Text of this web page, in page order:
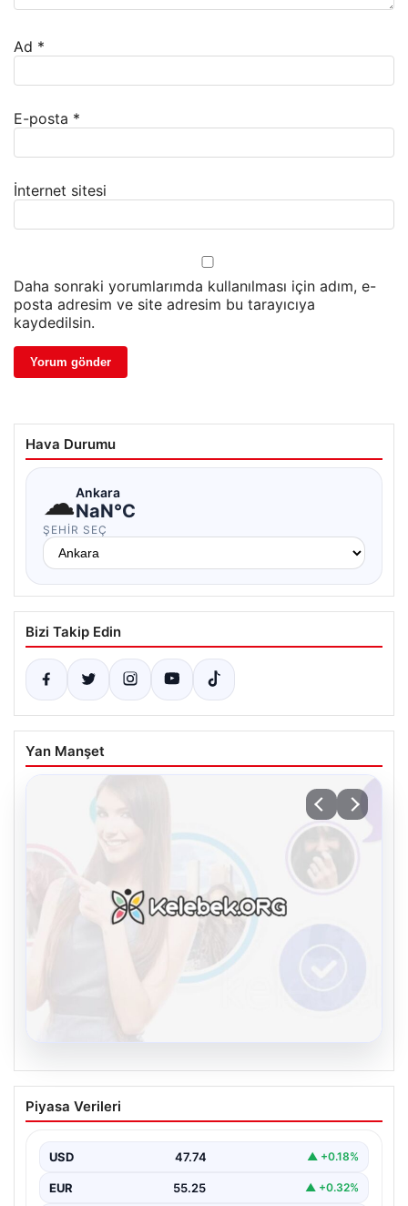
Ad *
E-posta *
İnternet sitesi
Daha sonraki yorumlarımda kullanılması için adım, e-
posta adresim ve site adresim bu tarayıcıya
kaydedilsin.
Hava Durumu
☁Ankara
NaN°C
ŞEHIR SEÇ
Bizi Takip Edin
Yan Manşet
Kelebek.Org İle Çevrim içi İletişimin
Seviyeli Adresi Ve Muhabbet Deneyimi
oluşturması kritik bir değer ifade etmektedir. Halen…
Piyasa Verileri
USD 47.74 ▲ +0.18%
EUR 55.25 ▲ +0.32%